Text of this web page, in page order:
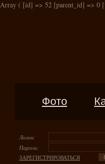
Array ( [id] => 52 [parent_id] => 0
Фото
Логин:
Пароль:
ЗАРЕГИСТРИРОВАТЬСЯ